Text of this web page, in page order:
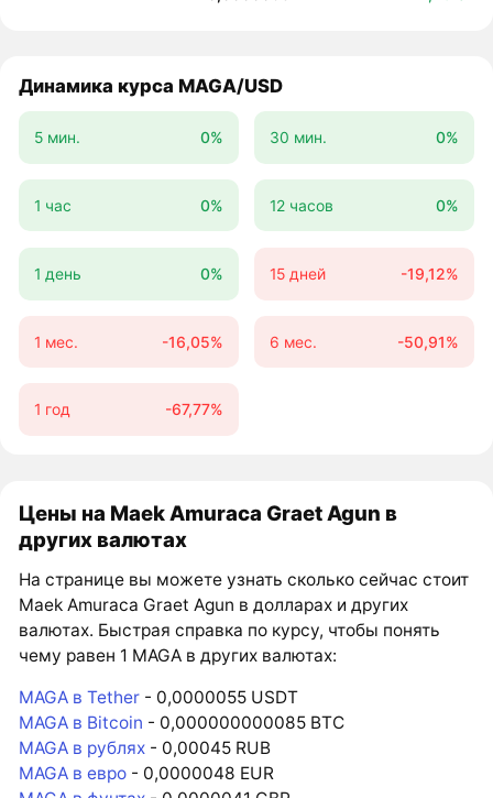
Динамика курса MAGA/USD
5 мин. 0% 30 мин. 0%
1 час 0% 12 часов 0%
1 день 0% 15 дней -19,12%
1 мес. -16,05% 6 мес. -50,91%
1 год -67,77%
Цены на Maek Amuraca Graet Agun в
других валютах
На странице вы можете узнать сколько сейчас стоит
Maek Amuraca Graet Agun в долларах и других
валютах. Быстрая справка по курсу, чтобы понять
чему равен 1 MAGA в других валютах:
MAGA в Tether - 0,0000055 USDT
MAGA в Bitcoin - 0,000000000085 BTC
MAGA в рублях - 0,00045 RUB
MAGA в евро - 0,0000048 EUR